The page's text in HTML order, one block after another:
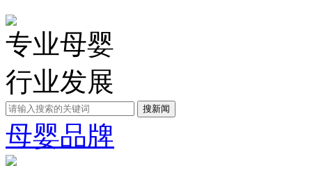
专业母婴
行业发展
母婴品牌